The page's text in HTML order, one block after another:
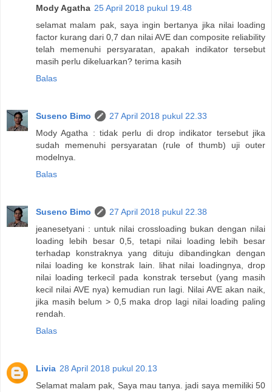
Mody Agatha 25 April 2018 pukul 19.48
selamat malam pak, saya ingin bertanya jika nilai loading
factor kurang dari 0,7 dan nilai AVE dan composite reliability
telah memenuhi persyaratan, apakah indikator tersebut
masih perlu dikeluarkan? terima kasih
Balas
Suseno Bimo
27 April 2018 pukul 22.33
Mody Agatha : tidak perlu di drop indikator tersebut jika
sudah memenuhi persyaratan (rule of thumb) uji outer
modelnya.
Balas
Suseno Bimo
27 April 2018 pukul 22.38
jeanesetyani : untuk nilai crossloading bukan dengan nilai
loading lebih besar 0,5, tetapi nilai loading lebih besar
terhadap konstraknya yang dituju dibandingkan dengan
nilai loading ke konstrak lain. lihat nilai loadingnya, drop
nilai loading terkecil pada konstrak tersebut (yang masih
kecil nilai AVE nya) kemudian run lagi. Nilai AVE akan naik,
jika masih belum > 0,5 maka drop lagi nilai loading paling
rendah.
Balas
Livia 28 April 2018 pukul 20.13
Selamat malam pak, Saya mau tanya. jadi saya memiliki 50